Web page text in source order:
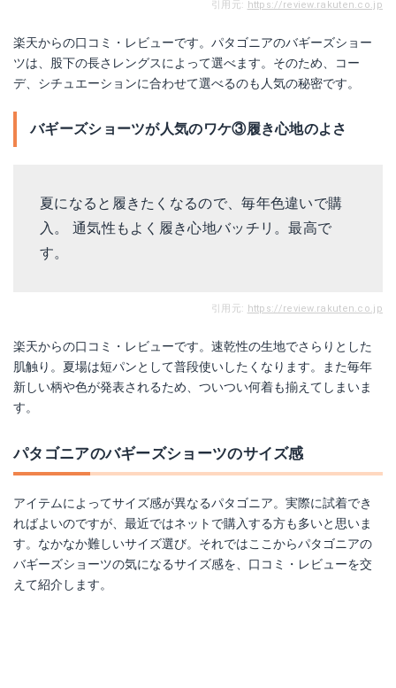
引用元: https://review.rakuten.co.jp
楽天からの口コミ・レビューです。パタゴニアのバギーズショー
ツは、股下の長さレングスによって選べます。そのため、コー
デ、シチュエーションに合わせて選べるのも人気の秘密です。
バギーズショーツが人気のワケ③履き心地のよさ
夏になると履きたくなるので、毎年色違いで購
入。 通気性もよく履き心地バッチリ。最高で
す。
引用元: https://review.rakuten.co.jp
楽天からの口コミ・レビューです。速乾性の生地でさらりとした
肌触り。夏場は短パンとして普段使いしたくなります。また毎年
新しい柄や色が発表されるため、ついつい何着も揃えてしまいま
す。
パタゴニアのバギーズショーツのサイズ感
アイテムによってサイズ感が異なるパタゴニア。実際に試着でき
ればよいのですが、最近ではネットで購入する方も多いと思いま
す。なかなか難しいサイズ選び。それではここからパタゴニアの
バギーズショーツの気になるサイズ感を、口コミ・レビューを交
えて紹介します。